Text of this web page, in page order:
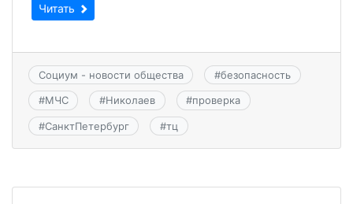
Читать
Социум - новости общества #безопасность
#МЧС #Николаев #проверка
#СанктПетербург #тц